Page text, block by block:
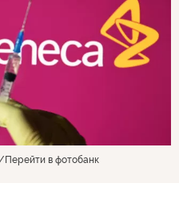
Перейти в фотобанк